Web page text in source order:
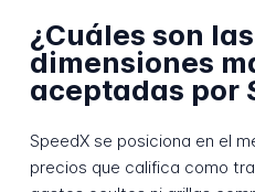
¿Cuáles son
dimensiones
aceptadas por
SpeedX se posiciona en el
precios que califica como